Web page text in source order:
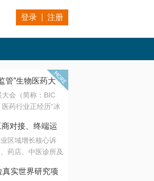
登录 注册
管”生物医药大
会（简称：BIC
药行业正经历“冰
里”的支付与入院
出路，全产业链协
构生态，定义未
肽与小核酸的技
对接、终端运
区域增长核心诉
药店、中医诊所及
实世界研究项